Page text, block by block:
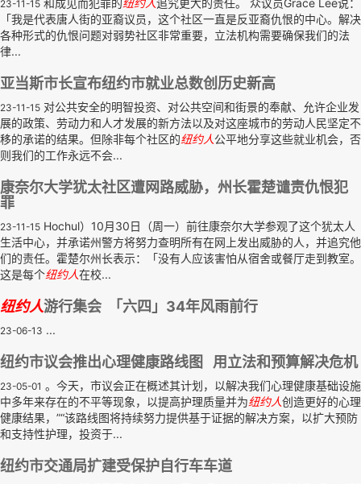
23-11-15 和成见而犯罪的纽约人追究更大的责任。 众议员Grace Lee说：
「我是代表唐人街的亚裔议员，这个社区一直是反亚裔仇恨的中心。解决
各种形式的仇恨问题对弱势社区非常重要，立法机构需要确保我们的法
律...
亚当斯市长宣布纽约市就业总数创历史新高
23-11-15 对公共安全的明智投资、对公共空间和街景的奉献、允许企业发
展的政策、劳动力和人才发展的新方法以及对这座城市的劳动人民坚定不
移的承诺的结果。但除非每个社区的纽约人公平地分享这些就业机会，否
则我们的工作永远不会...
康奈尔大学犹太社区遭网路威胁，州长霍楚谴责仇恨犯
罪
23-11-15 Hochul）10月30日（周一）前往康奈尔大学参观了这个犹太人
生活中心，并承诺州警方将努力查明所有在网上发出威胁的人，并追究他
们的责任。霍楚尔州长表示：「没有人应该害怕从宿舍或餐厅走到教室。
这是每个纽约人在校...
纽约人游行集会 「六四」34年风雨前行
23-06-13 ...
纽约市议会推出心理健康路线图 用立法和预算解决危机
23-05-01 。今天，市议会正在概述其计划，以解决我们心理健康基础设施
中多年来存在的不平等现象，以提高护理质量并为纽约人创造更好的心理
健康结果，”“该路线图将持续努力提供基于证据的解决方案，以扩大预防
和支持性护理，投资于...
纽约市交通局扩建受保护自行车车道